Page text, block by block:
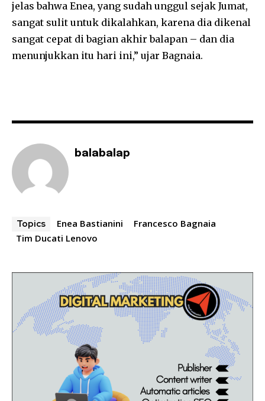
jelas bahwa Enea, yang sudah unggul sejak Jumat,
sangat sulit untuk dikalahkan, karena dia dikenal
sangat cepat di bagian akhir balapan – dan dia
menunjukkan itu hari ini,” ujar Bagnaia.
balabalap
Topics Enea Bastianini
Francesco Bagnaia
Tim Ducati Lenovo